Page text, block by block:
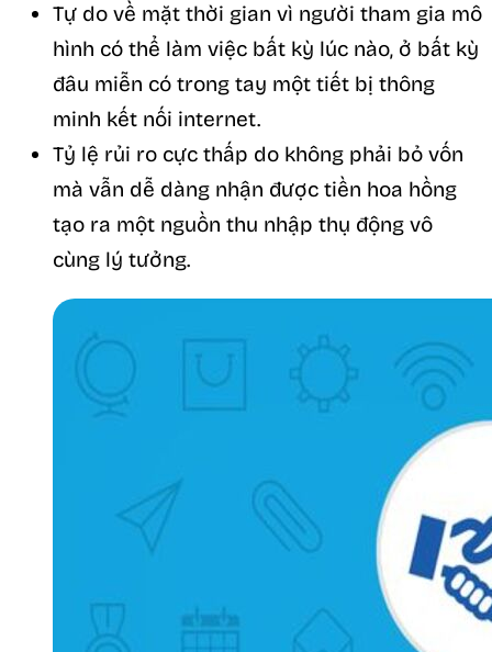
Tự do về mặt thời gian vì người tham gia mô
hình có thể làm việc bất kỳ lúc nào, ở bất kỳ
đâu miễn có trong tay một tiết bị thông
minh kết nối internet.
Tỷ lệ rủi ro cực thấp do không phải bỏ vốn
mà vẫn dễ dàng nhận được tiền hoa hồng
tạo ra một nguồn thu nhập thụ động vô
cùng lý tưởng.